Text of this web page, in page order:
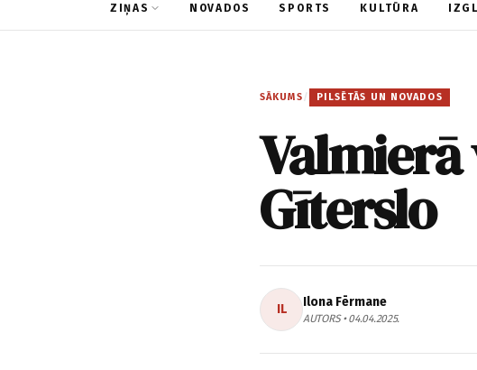
ZIŅAS NOVADOS SPORTS KULTŪRA
SĀKUMS / PILSĒTĀS UN NOVADOS
Valmierā
Gīterslo
IL Ilona Fērmane
AUTORS • 04.04.2025.